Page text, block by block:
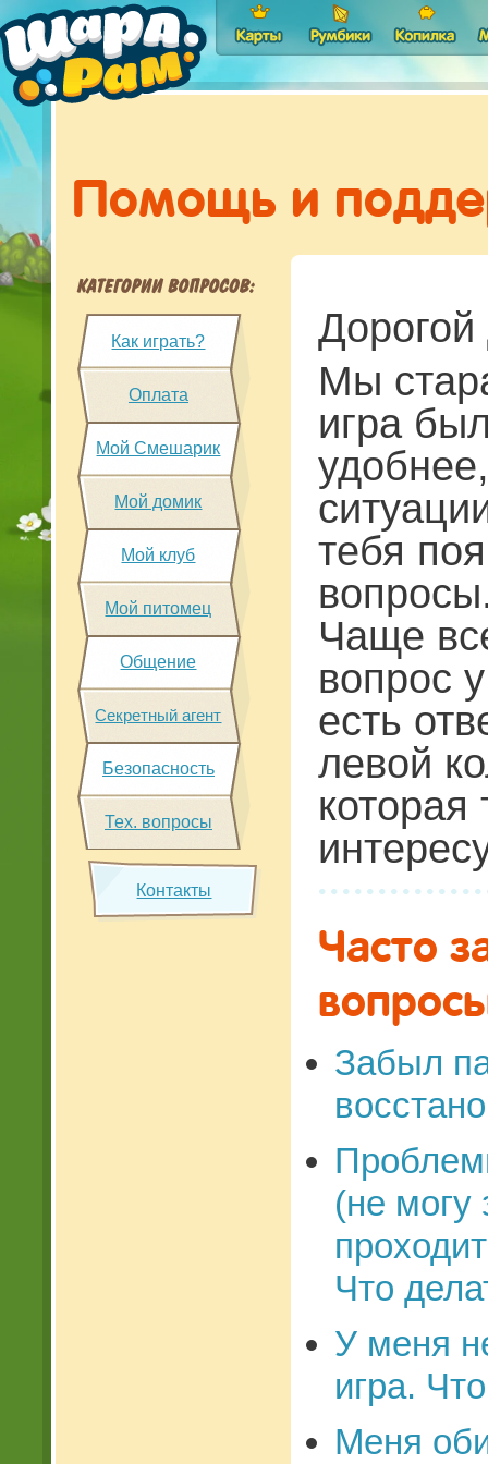
Помощь и
КАТЕГОРИИ
Как играть?
Оплата
Мой Смешарик
Мой домик
Мой клуб
Мой питомец
Общение
Секретный агент
Безопасность
Тех. вопросы
Контакты
Дорогой
Мы
игра
тебя
Чаще
вопрос
есть
левой
которая
Часто
Забыл
(не могу
Что
У меня
игра.
Меня